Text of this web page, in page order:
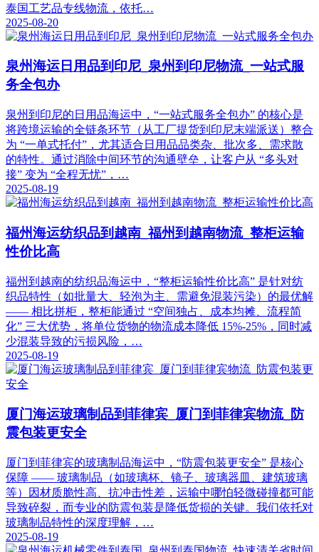
泰国工艺品专线物流，依托…
2025-08-20
泉州海运日用品到印尼_泉州到印尼物流_一站式服
务全包办​
泉州到印尼的日用品海运中，“一站式服务全包办” 的核心是
将跨境运输的全链条环节（从工厂提货到印尼末端派送）整合
为 “一单式托付”，尤其适合日用品品类杂、批次多、需求散
的特性。通过消除中间环节的沟通壁垒，让客户从 “多头对
接” 变为 “全程无忧”，…
2025-08-19
福州海运纺织品到越南_福州到越南物流_整柜运输
性价比高​
福州到越南的纺织品海运中，“整柜运输性价比高” 是针对纺
织品特性（如批量大、轻泡为主、需避免混装污染）的最优解
—— 相比拼柜，整柜能通过 “空间独占、成本均摊、流程简
化” 三大优势，将单位货物的物流成本降低 15%-25%，同时减
少混装导致的污损风险，…
2025-08-19
厦门海运玻璃制品到菲律宾_厦门到菲律宾物流_防
震包装更安全​
厦门到菲律宾的玻璃制品海运中，“防震包装更安全” 是核心
保障 —— 玻璃制品（如玻璃杯、镜子、玻璃器皿、建筑玻璃
等）因材质脆性高、抗冲击性差，运输中哪怕轻微碰撞都可能
导致碎裂，而专业的防震包装是降低货损的关键。我们依托对
玻璃制品特性的深度理解，…
2025-08-19